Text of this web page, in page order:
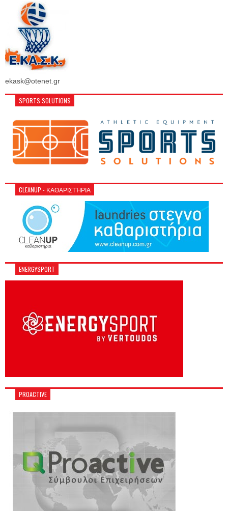
ekask@otenet.gr
SPORTS SOLUTIONS
CLEANUP - ΚΑΘΑΡΙΣΤΉΡΙΑ
ENERGYSPORT
PROACTIVE